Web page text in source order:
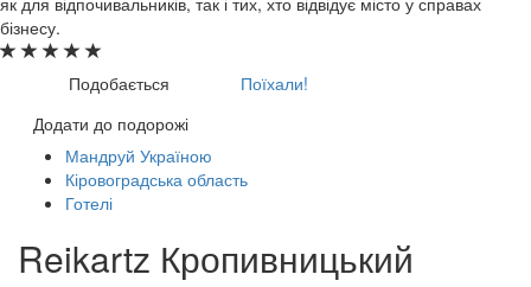
бізнесу.
Подобається
Поїхали!
Додати до подорожі
Мандруй Україною
Кіровоградська область
Готелі
Reikartz Кропивницький